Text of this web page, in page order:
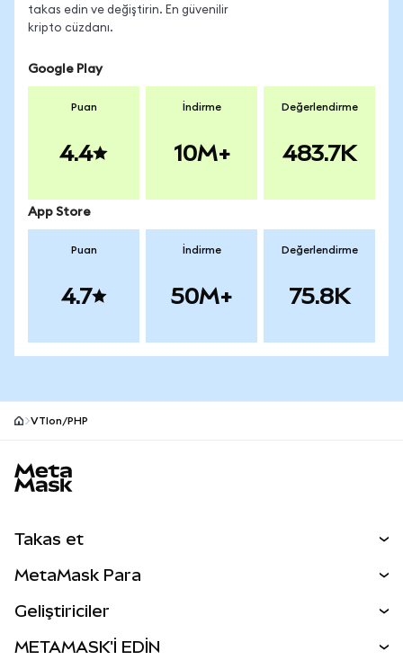
takas edin ve değiştirin. En güvenilir
kripto cüzdanı.
Google Play
Puan
4.4
İndirme
10M+
Değerlendirme
483.7K
App Store
Puan
4.7
İndirme
50M+
Değerlendirme
75.8K
VTIon/PHP
Takas et
Perps
RWA'lar
MetaMask Para
Geliştiriciler
METAMASK'İ EDİN